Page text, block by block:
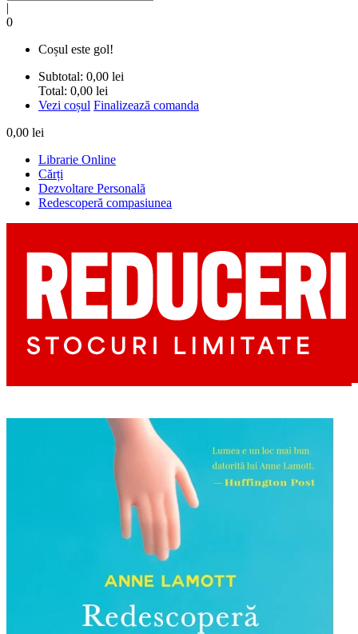
|
0
Coșul este gol!
Subtotal: 0,00 lei
Total: 0,00 lei
Vezi coșul Finalizează comanda
0,00 lei
Librarie Online
Cărți
Dezvoltare Personală
Redescoperă compasiunea